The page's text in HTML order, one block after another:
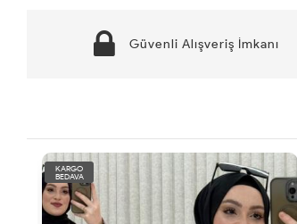
Güvenli Alışveriş İmkanı
KARGO
BEDAVA